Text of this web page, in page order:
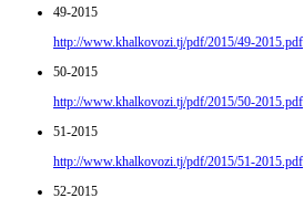
49-2015
http://www.khalkovozi.tj/pdf/2015/49-2015.pdf
50-2015
http://www.khalkovozi.tj/pdf/2015/50-2015.pdf
51-2015
http://www.khalkovozi.tj/pdf/2015/51-2015.pdf
52-2015